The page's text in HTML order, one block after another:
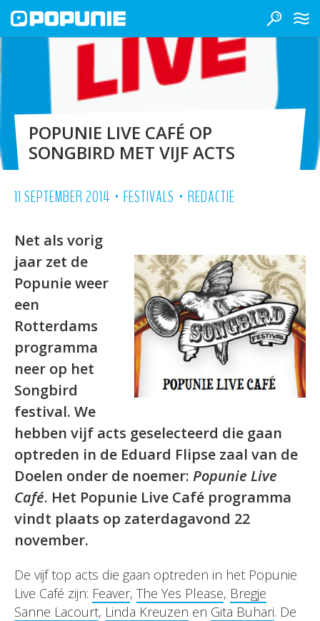
POPUNIE LIVE CAFÉ OP
SONGBIRD MET VIJF ACTS
11 SEPTEMBER 2014 • FESTIVALS • REDACTIE
Net als vorig
jaar zet de
Popunie weer
een
Rotterdams
programma
neer op het
Songbird
festival. We
hebben vijf acts geselecteerd die gaan
optreden in de Eduard Flipse zaal van de
Doelen onder de noemer: Popunie Live
Café. Het Popunie Live Café programma
vindt plaats op zaterdagavond 22
november.
De vijf top acts die gaan optreden in het Popunie
Live Café zijn: Feaver, The Yes Please, Bregje
Sanne Lacourt, Linda Kreuzen en Gita Buhari. De